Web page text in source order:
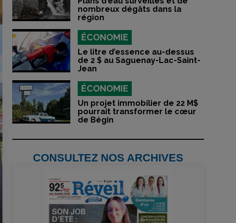
nombreux dégâts dans la
région
ÉCONOMIE
Le litre d’essence au-dessus
de 2 $ au Saguenay-Lac-Saint-
Jean
ÉCONOMIE
Un projet immobilier de 22 M$
pourrait transformer le cœur
de Bégin
CONSULTEZ NOS ARCHIVES